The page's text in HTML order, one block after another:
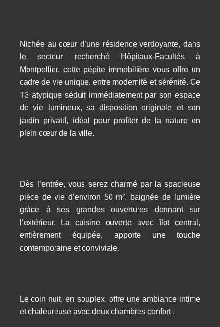
Nichée au cœur d’une résidence verdoyante, dans
le secteur recherché Hôpitaux-Facultés à
Montpellier, cette pépite immobilière vous offre un
cadre de vie unique, entre modernité et sérénité. Ce
T3 atypique séduit immédiatement par son espace
de vie lumineux, sa disposition originale et son
jardin privatif, idéal pour profiter de la nature en
plein cœur de la ville.
Dès l’entrée, vous serez charmé par la spacieuse
pièce de vie d’environ 50 m², baignée de lumière
grâce à ses grandes ouvertures donnant sur
l’extérieur. La cuisine ouverte avec îlot central,
entièrement équipée, apporte une touche
contemporaine et conviviale.
Le coin nuit, en souplex, offre une ambiance intime
et chaleureuse avec deux chambres confort .